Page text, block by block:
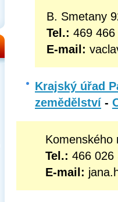
B. Smetany
Tel.: 469 466
E-mail:
Krajský úřad
zemědělství -
Komenského
Tel.: 466 026
E-mail: